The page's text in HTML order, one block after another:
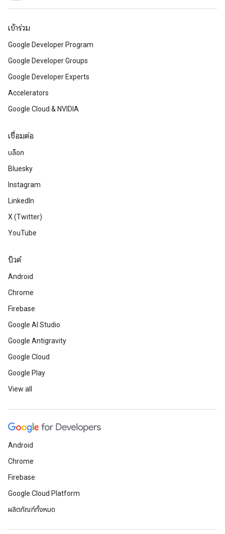
เข้าร่วม
Google Developer Program
Google Developer Groups
Google Developer Experts
Accelerators
Google Cloud & NVIDIA
เชื่อมต่อ
บล็อก
Bluesky
Instagram
LinkedIn
X (Twitter)
YouTube
บิวด์
Android
Chrome
Firebase
Google AI Studio
Google Antigravity
Google Cloud
Google Play
View all
Android
Chrome
Firebase
Google Cloud Platform
ผลิตภัณฑ์ทั้งหมด